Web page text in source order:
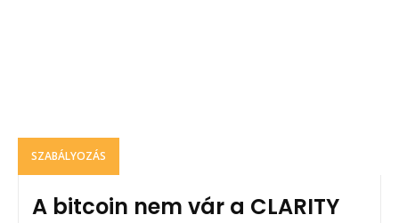
SZABÁLYOZÁS
A bitcoin nem vár a CLARITY